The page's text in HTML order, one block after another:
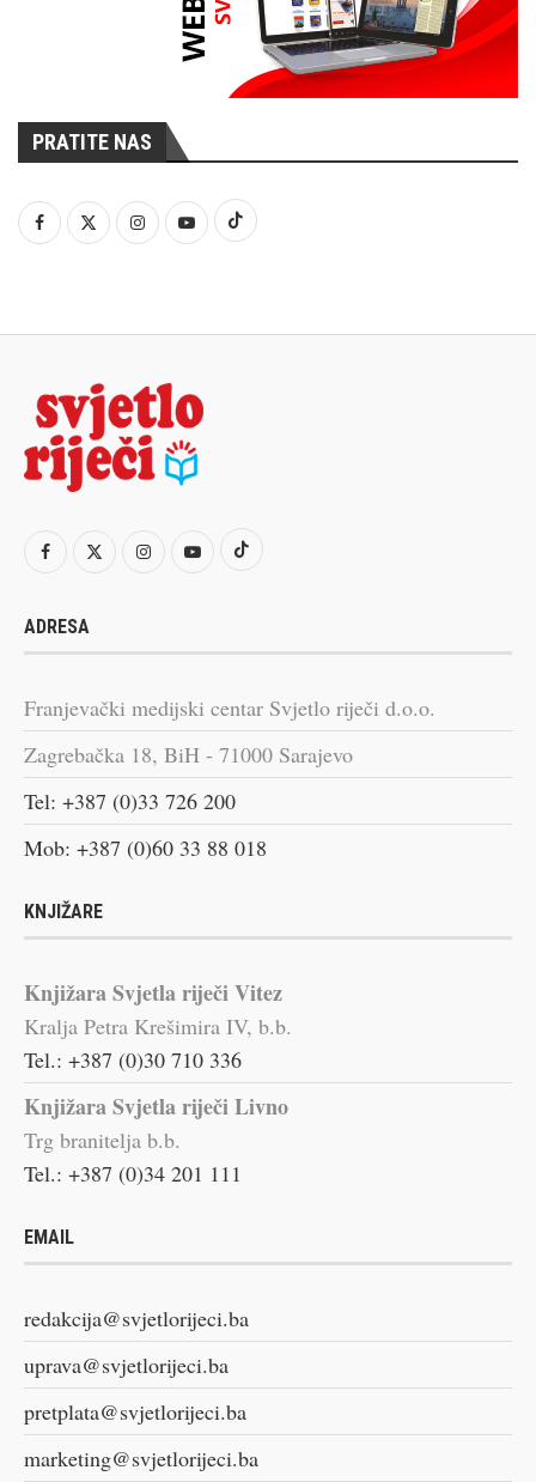
PRATITE NAS
ADRESA
Franjevački medijski centar Svjetlo riječi d.o.o.
Zagrebačka 18, BiH - 71000 Sarajevo
Tel: +387 (0)33 726 200
Mob: +387 (0)60 33 88 018
KNJIŽARE
Knjižara Svjetla riječi Vitez
Kralja Petra Krešimira IV, b.b.
Tel.: +387 (0)30 710 336
Knjižara Svjetla riječi Livno
Trg branitelja b.b.
Tel.: +387 (0)34 201 111
EMAIL
redakcija@svjetlorijeci.ba
uprava@svjetlorijeci.ba
pretplata@svjetlorijeci.ba
marketing@svjetlorijeci.ba